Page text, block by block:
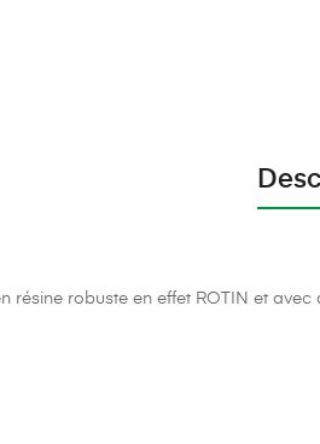
résine robuste en effet ROTIN et